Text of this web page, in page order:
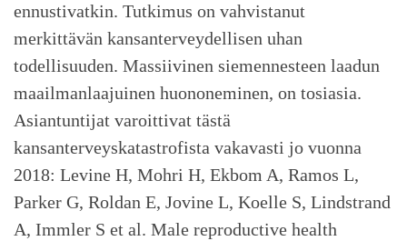
ennustivatkin. Tutkimus on vahvistanut
merkittävän kansanterveydellisen uhan
todellisuuden. Massiivinen siemennesteen laadun
maailmanlaajuinen huononeminen, on tosiasia.
Asiantuntijat varoittivat tästä
kansanterveyskatastrofista vakavasti jo vuonna
2018: Levine H, Mohri H, Ekbom A, Ramos L,
Parker G, Roldan E, Jovine L, Koelle S, Lindstrand
A, Immler S et al. Male reproductive health